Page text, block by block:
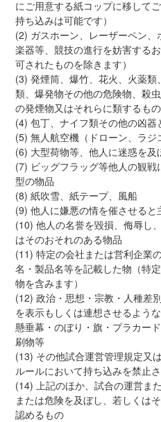
にご用意する紙コップに移して
持ち込みは可能です）
(2) ガスホーン、レーザーペン
楽器等、競技の進行を妨害する
可されたものを除きます）
(3) 発煙筒、爆竹、花火、火薬
類、爆発物その他の危険物、殺
の発煙物又はそれらに類するもの
(4) 包丁、ナイフ類その他の凶
(5) 無人航空機（ドローン、ラジ
(6) 大型荷物等、他人に迷惑を及
(7) ビッグフラッグ等他人の観
型の物品
(8) 紙吹雪、紙テープ、風船
(9) 他人に嫌悪の情を催させると
(10) 他人の名誉を毀損、侮辱し
はそのおそれのある物品
(11) 特定の会社または営利企業
名・製品名等を記載した物（特
物を含みます）
(12) 政治・思想・宗教・人種差
を表示もしくは連想させるよう
懸垂幕・のぼり・旗・プラカー
刷物等
(13) その他試合運営管理規定又
ルールにおいて持ち込みを禁止
(14) 上記のほか、試合の運営ま
または危険を及ぼし、若しくは
認めるもの